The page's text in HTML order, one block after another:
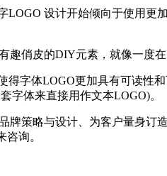
设计开始倾向于使用更
皮的DIY元素，就像一度在
字体LOGO更加具有可读性
字体来直接用作文本LOGO)。
策略与设计、为客户量身订
询。